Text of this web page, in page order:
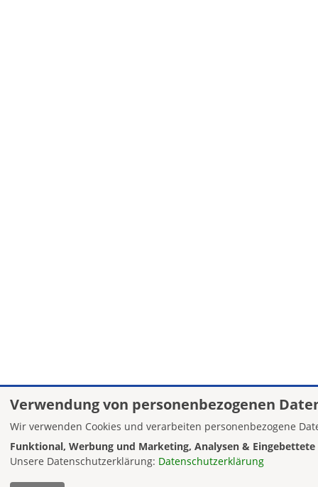
Verwendung von personenbezogenen
Wir verwenden Cookies und verarbeiten personenbezogene
Funktional, Werbung und Marketing, Analysen &
Unsere Datenschutzerklärung: Datenschutzerklärung